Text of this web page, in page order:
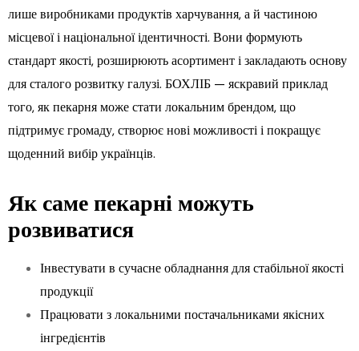
лише виробниками продуктів харчування, а й частиною
місцевої і національної ідентичності. Вони формують
стандарт якості, розширюють асортимент і закладають основу
для сталого розвитку галузі. БОХЛІБ — яскравий приклад
того, як пекарня може стати локальним брендом, що
підтримує громаду, створює нові можливості і покращує
щоденний вибір українців.
Як саме пекарні можуть
розвиватися
Інвестувати в сучасне обладнання для стабільної якості
продукції
Працювати з локальними постачальниками якісних
інгредієнтів